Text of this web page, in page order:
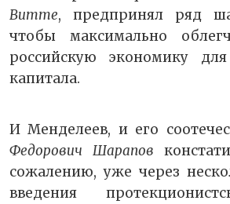
Витте, предпринял ряд
чтобы максимально
российскую экономику
капитала.
И Менделеев, и его
Федорович Шарапов
сожалению, уже через
введения